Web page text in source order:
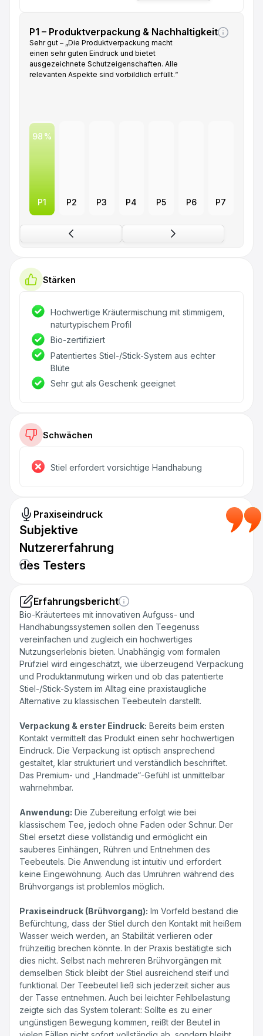
P1 – Produktverpackung & Nachhaltigkeit
Sehr gut – „Die Produktverpackung macht
einen sehr guten Eindruck und bietet
ausgezeichnete Schutzeigenschaften. Alle
relevanten Aspekte sind vorbildlich erfüllt.“
98
P1 P2 P3 P4 P5 P6 P7
Stärken
Hochwertige Kräutermischung mit stimmigem,
naturtypischem Profil
Bio-zertifiziert
Patentiertes Stiel-/Stick-System aus echter
Blüte
Sehr gut als Geschenk geeignet
Schwächen
Stiel erfordert vorsichtige Handhabung
Praxiseindruck
Subjektive
Nutzererfahrung
des Testers
Erfahrungsbericht
Bio-Kräutertees mit innovativen Aufguss- und
Handhabungssystemen sollen den Teegenuss
vereinfachen und zugleich ein hochwertiges
Nutzungserlebnis bieten. Unabhängig vom formalen
Prüfziel wird eingeschätzt, wie überzeugend Verpackung
und Produktanmutung wirken und ob das patentierte
Stiel-/Stick-System im Alltag eine praxistaugliche
Alternative zu klassischen Teebeuteln darstellt.‍
Verpackung & erster Eindruck: Bereits beim ersten
Kontakt vermittelt das Produkt einen sehr hochwertigen
Eindruck. Die Verpackung ist optisch ansprechend
gestaltet, klar strukturiert und verständlich beschriftet.
Das Premium- und „Handmade“-Gefühl ist unmittelbar
wahrnehmbar.
Anwendung: Die Zubereitung erfolgt wie bei
klassischem Tee, jedoch ohne Faden oder Schnur. Der
Stiel ersetzt diese vollständig und ermöglicht ein
sauberes Einhängen, Rühren und Entnehmen des
Teebeutels. Die Anwendung ist intuitiv und erfordert
keine Eingewöhnung. Auch das Umrühren während des
Brühvorgangs ist problemlos möglich.
Praxiseindruck (Brühvorgang): Im Vorfeld bestand die
Befürchtung, dass der Stiel durch den Kontakt mit heißem
Wasser weich werden, an Stabilität verlieren oder
frühzeitig brechen könnte. In der Praxis bestätigte sich
dies nicht. Selbst nach mehreren Brühvorgängen mit
demselben Stick bleibt der Stiel ausreichend steif und
funktional. Der Teebeutel ließ sich jederzeit sicher aus
der Tasse entnehmen. Auch bei leichter Fehlbelastung
zeigte sich das System tolerant: Sollte es zu einer
ungünstigen Bewegung kommen, reißt der Beutel in